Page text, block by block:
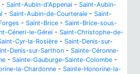
- Saint-Aubin-d'Appenai - Saint-Aubin-
- Saint-Aubin-de-Courteraie - Saint-
- Saint-Brice - Saint-Brice-sous-
Céneri-le-Gérei - Saint-Christophe-de-
Cyr-la-Rosière - Saint-Denis-sur-
Denis-sur-Sarthon - Sainte-Céronne-
- Sainte-Gauburge-Sainte-Colombe -
la-Chardonne - Sainte-Honorine-la-